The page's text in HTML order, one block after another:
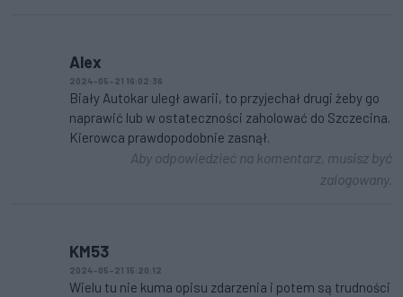
Alex
2024-05-21 16:02:36
Biały Autokar uległ awarii, to przyjechał drugi żeby go
naprawić lub w ostateczności zaholować do Szczecina.
Kierowca prawdopodobnie zasnął.
Aby odpowiedzieć na komentarz, musisz być
zalogowany.
KM53
2024-05-21 15:20:12
Wielu tu nie kuma opisu zdarzenia i potem są trudności